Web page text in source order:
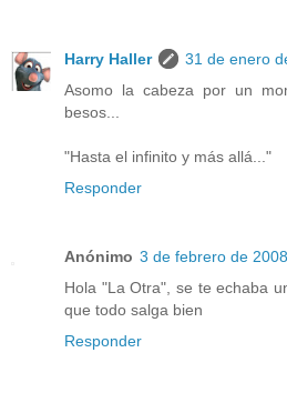
Harry Haller
31 de enero
Asomo la cabeza por un
besos...
"Hasta el infinito y más allá..."
Responder
Anónimo 3 de febrero de
Hola "La Otra", se te echaba
que todo salga bien
Responder